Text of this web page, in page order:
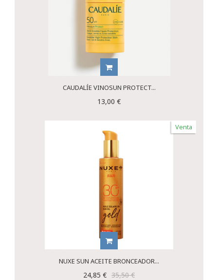
CAUDALÍE VINOSUN PROTECT...
13,00 €
Venta
NUXE SUN ACEITE BRONCEADOR...
24,85 € 35,50 €